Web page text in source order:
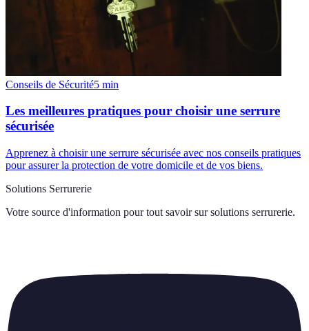
Conseils de Sécurité5 min
Les meilleures pratiques pour choisir une serrure
sécurisée
Apprenez à choisir une serrure sécurisée avec nos conseils pratiques
pour assurer la protection de votre domicile et de vos biens.
Solutions Serrurerie
Votre source d'information pour tout savoir sur solutions serrurerie.